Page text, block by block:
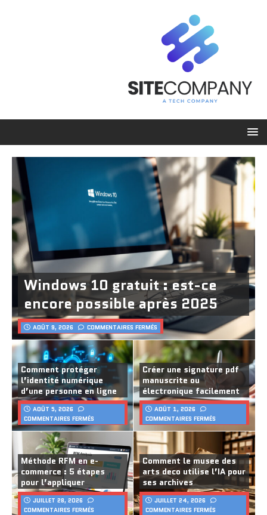
Windows 10 gratuit : est-ce
encore possible après 2025
AOÛT 9, 2026 COMMENTAIRES FERMÉS
Comment protéger
l’identité numérique
d’une personne en ligne
AOÛT 5, 2026
COMMENTAIRES FERMÉS
Créer une signature pdf
manuscrite ou
électronique facilement
AOÛT 1, 2026
COMMENTAIRES FERMÉS
Méthode RFM en e-
commerce : 5 étapes
pour l’appliquer
JUILLET 28, 2026
COMMENTAIRES FERMÉS
Comment le musee des
arts deco utilise l’IA pour
ses archives
JUILLET 24, 2026
COMMENTAIRES FERMÉS